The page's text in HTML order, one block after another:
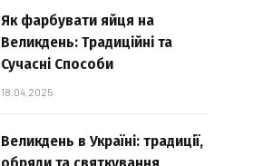
Як фарбувати яйця на
Великдень: Традиційні та
Сучасні Способи
18.04.2025
Великдень в Україні: традиції,